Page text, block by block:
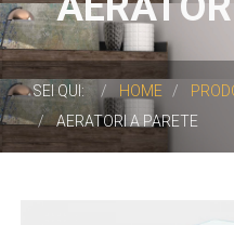
SEI QUI: HOME
AERATORI A PARETE